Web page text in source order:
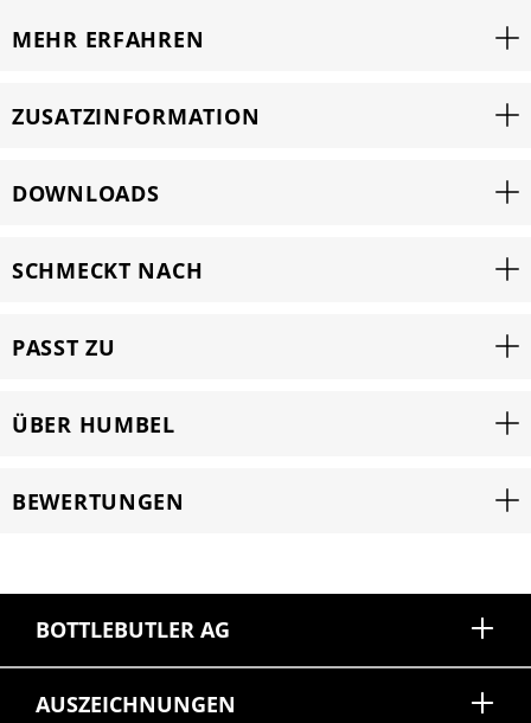
MEHR ERFAHREN
ZUSATZINFORMATION
DOWNLOADS
SCHMECKT NACH
PASST ZU
ÜBER HUMBEL
BEWERTUNGEN
BOTTLEBUTLER AG
AUSZEICHNUNGEN